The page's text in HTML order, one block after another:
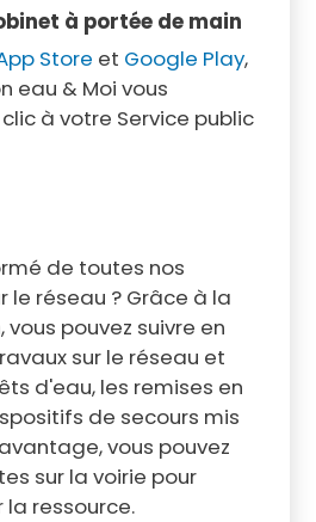
à portée de main
Store et Google Play,
eau & Moi vous
à votre Service public
de toutes nos
le réseau ? Grâce à la
pouvez suivre en
sur le réseau et
d'eau, les remises en
de secours mis
vous pouvez
sur la voirie pour
la ressource.